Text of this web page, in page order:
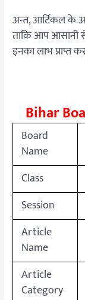
अन्त, आर्टिकल के
ताकि आप आसानी
इनका लाभ प्राप्त
Bihar
Board
Name
Class
Session
Article
Name
Article
Category